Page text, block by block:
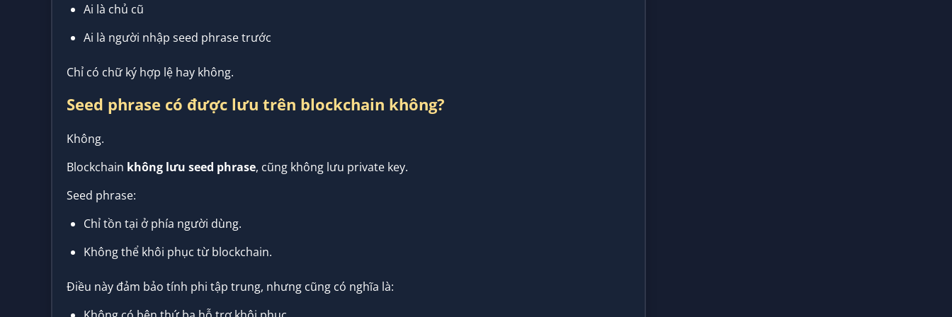
Ai là chủ cũ
Ai là người nhập seed phrase trước
Chỉ có chữ ký hợp lệ hay không.
Seed phrase có được lưu trên blockchain không?
Không.
Blockchain không lưu seed phrase, cũng không lưu private key.
Seed phrase:
Chỉ tồn tại ở phía người dùng.
Không thể khôi phục từ blockchain.
Điều này đảm bảo tính phi tập trung, nhưng cũng có nghĩa là: